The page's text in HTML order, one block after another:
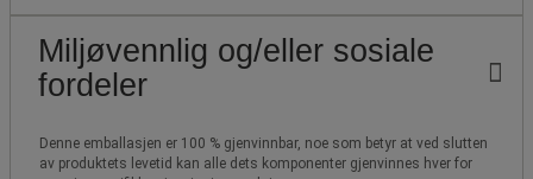
Miljøvennlig og/eller sosiale
fordeler
Denne emballasjen er 100 % gjenvinnbar, noe som betyr at ved slutten
av produktets levetid kan alle dets komponenter gjenvinnes hver for